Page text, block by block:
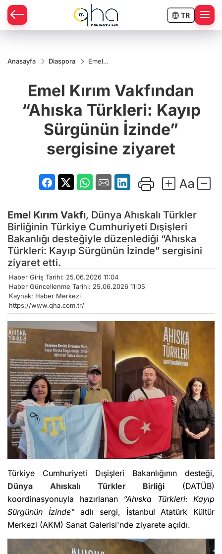
TR
Anasayfa Diaspora
Emel
Türkleri:
Sürgünün
İzinde”
sergisine
ziyaret
Emel Kırım Vakfından
“Ahıska Türkleri: Kayıp
Sürgünün İzinde”
sergisine ziyaret
Emel Kırım Vakfı, Dünya Ahıskalı Türkler
Birliğinin Türkiye Cumhuriyeti Dışişleri
Bakanlığı desteğiyle düzenlediği “Ahıska
Türkleri: Kayıp Sürgünün İzinde” sergisini
ziyaret etti.
Haber Giriş Tarihi: 25.06.2026 11:04
Haber Güncellenme Tarihi: 25.06.2026 11:05
Kaynak: Haber Merkezi
https://www.qha.com.tr/
Türkiye Cumhuriyeti Dışişleri Bakanlığının desteği,
Dünya Ahıskalı Türkler Birliği (DATÜB)
koordinasyonuyla hazırlanan “Ahıska Türkleri: Kayıp
Sürgünün İzinde”adlı sergi, İstanbul Atatürk Kültür
Merkezi (AKM) Sanat Galerisi'nde ziyarete açıldı.